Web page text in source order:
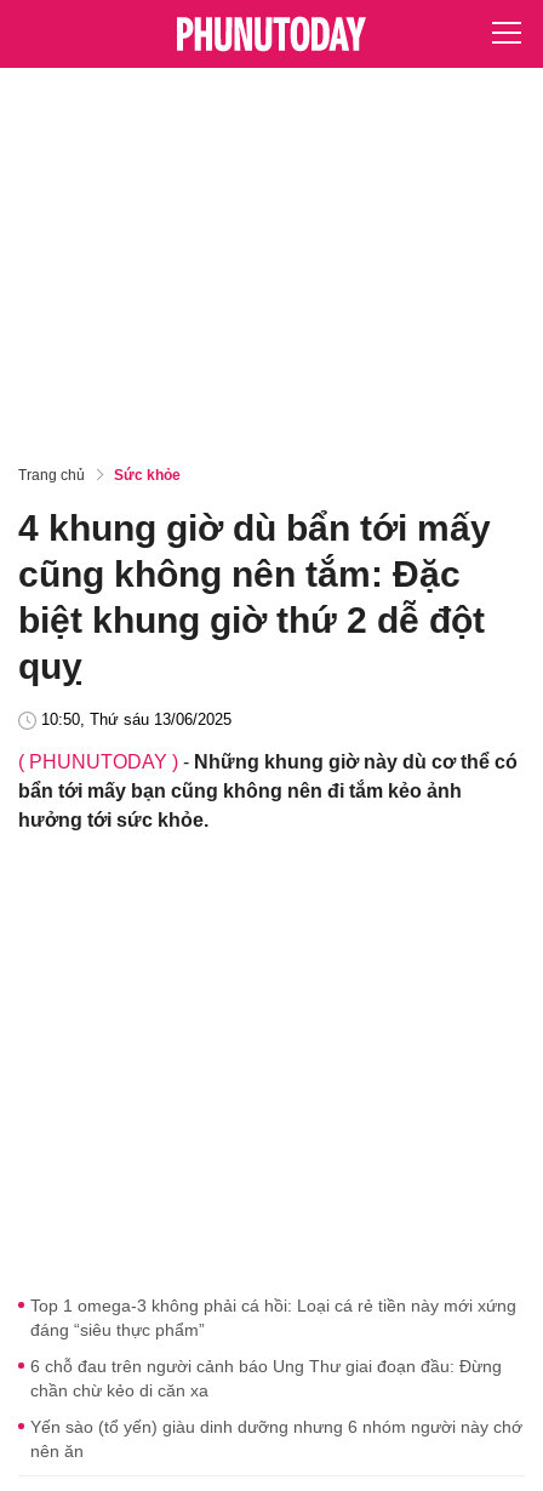
Trang chủ Sức khỏe
4 khung giờ dù bẩn tới mấy
cũng không nên tắm: Đặc
biệt khung giờ thứ 2 dễ đột
quỵ
10:50, Thứ sáu 13/06/2025
( PHUNUTODAY ) - Những khung giờ này dù cơ thể có
bẩn tới mấy bạn cũng không nên đi tắm kẻo ảnh
hưởng tới sức khỏe.
Top 1 omega‑3 không phải cá hồi: Loại cá rẻ tiền này mới xứng
đáng “siêu thực phẩm”
6 chỗ đau trên người cảnh báo Ung Thư giai đoạn đầu: Đừng
chần chừ kẻo di căn xa
Yến sào (tổ yến) giàu dinh dưỡng nhưng 6 nhóm người này chớ
nên ăn